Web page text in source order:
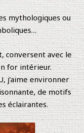
mythologiques ou
conversent avec le
for intérieur.
j’aime environner
de motifs
éclairantes.